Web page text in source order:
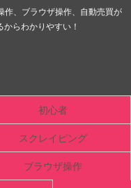
作、ブラウザ操作、自動売買が
らわかりやすい！
初心者
スクレイピング
ブラウザ操作